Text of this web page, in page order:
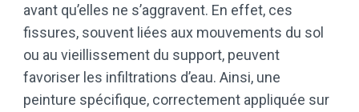
avant qu’elles ne s’aggravent. En effet, ces
fissures, souvent liées aux mouvements du sol
ou au vieillissement du support, peuvent
favoriser les infiltrations d’eau. Ainsi, une
peinture spécifique, correctement appliquée sur